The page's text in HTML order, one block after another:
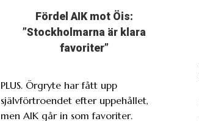
Fördel AIK mot Öis:
”Stockholmarna är klara
favoriter”
PLUS. Örgryte har fått upp
självförtroendet efter uppehållet,
men AIK går in som favoriter.